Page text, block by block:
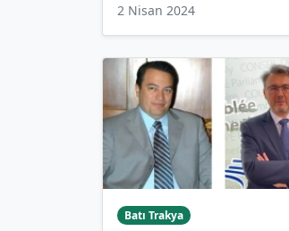
2 Nisan 2024
Batı Trakya